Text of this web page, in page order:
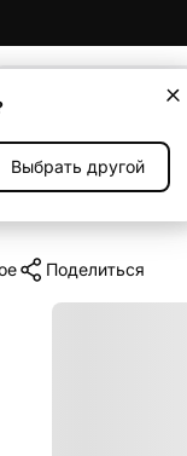
Выбрать другой
и колонки
Поделиться